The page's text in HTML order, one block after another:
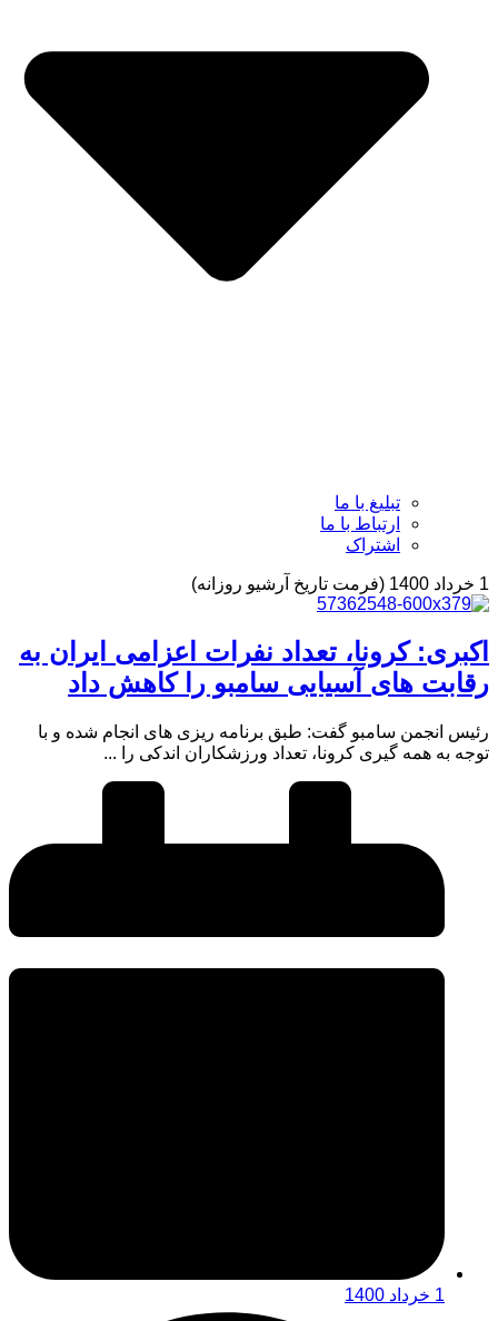
تبلیغ با ما
ارتباط با ما
اشتراک
1 خرداد 1400 (فرمت تاریخ آرشیو روزانه)
اکبری: کرونا، تعداد نفرات اعزامی ایران به
رقابت های آسیایی سامبو را کاهش داد
رئیس انجمن سامبو گفت: طبق برنامه ریزی های انجام شده و با
توجه به همه گیری کرونا، تعداد ورزشکاران اندکی را ...
1 خرداد 1400